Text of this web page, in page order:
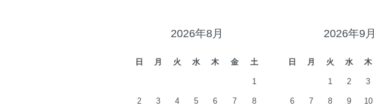
2026年8月
日 月 火 水 木 金 土
1
2 3 4 5 6 7 8
2026年9月
日 月 火 水 木
1 2 3
6 7 8 9 10